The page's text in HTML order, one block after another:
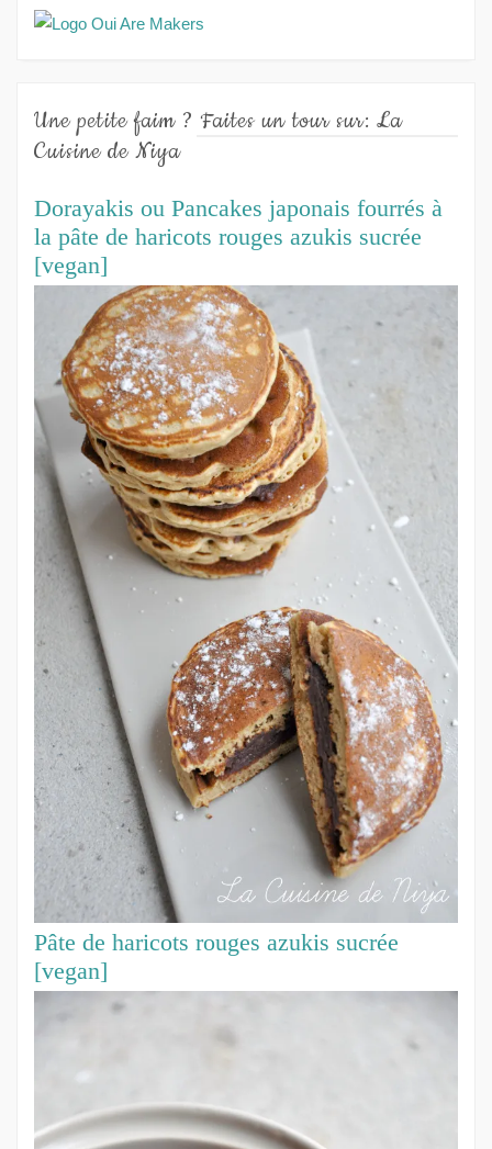
Une petite faim ? Faites un tour sur: La
Cuisine de Niya
Dorayakis ou Pancakes japonais fourrés à
la pâte de haricots rouges azukis sucrée
[vegan]
Pâte de haricots rouges azukis sucrée
[vegan]